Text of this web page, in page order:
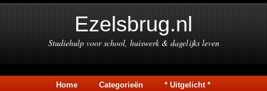
Ezelsbrug.nl
Studiehulp voor school, huiswerk & dagelijks leven
Home Categorieën * Uitgelicht *